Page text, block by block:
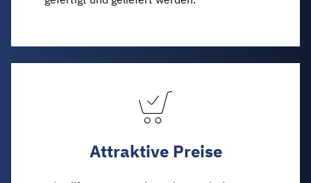
Attraktive Preise